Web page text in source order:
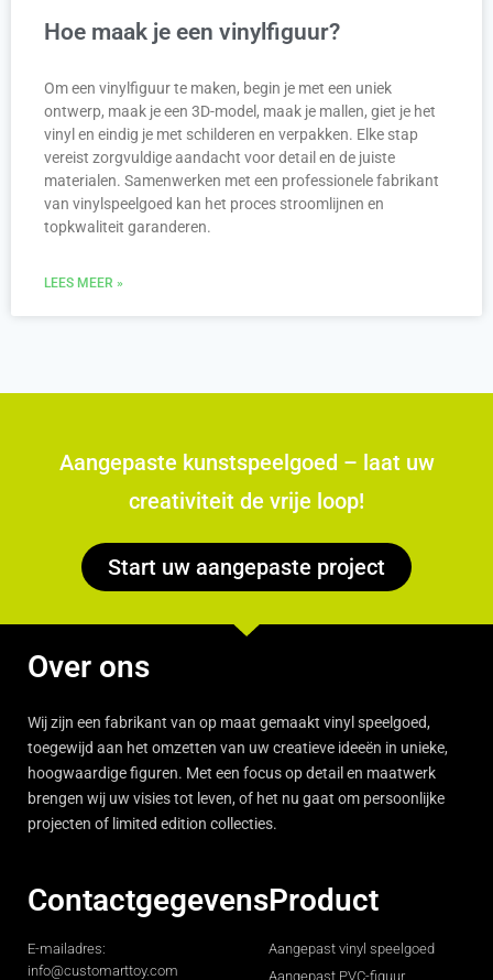
Hoe maak je een vinylfiguur?
Om een vinylfiguur te maken, begin je met een uniek
ontwerp, maak je een 3D-model, maak je mallen, giet je het
vinyl en eindig je met schilderen en verpakken. Elke stap
vereist zorgvuldige aandacht voor detail en de juiste
materialen. Samenwerken met een professionele fabrikant
van vinylspeelgoed kan het proces stroomlijnen en
topkwaliteit garanderen.
LEES MEER »
Aangepaste kunstspeelgoed – laat uw
creativiteit de vrije loop!
Start uw aangepaste project
Over ons
Wij zijn een fabrikant van op maat gemaakt vinyl speelgoed,
toegewijd aan het omzetten van uw creatieve ideeën in unieke,
hoogwaardige figuren. Met een focus op detail en maatwerk
brengen wij uw visies tot leven, of het nu gaat om persoonlijke
projecten of limited edition collecties.
Contactgegevens
E-mailadres:
info@customarttoy.com
Product
Aangepast vinyl speelgoed
Aangepast PVC-figuur